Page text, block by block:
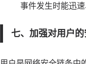
事件发生时能迅速
七、加强对用户